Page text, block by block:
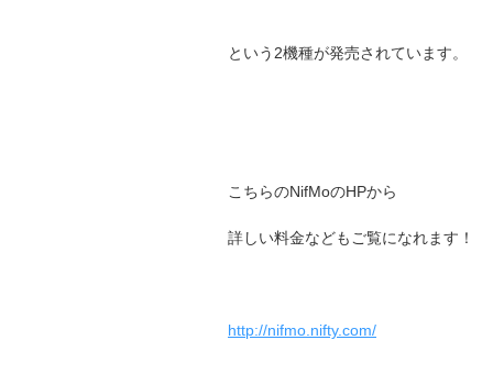
という2機種が発売されています。
こちらのNifMoのHPから
詳しい料金などもご覧になれます！
http://nifmo.nifty.com/